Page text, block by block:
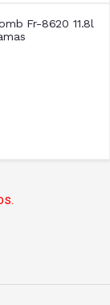
Fr-8620 11.8l